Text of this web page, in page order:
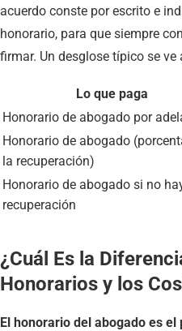
acuerdo conste por escrito e
honorario, para que siempre
firmar. Un desglose típico se ve
Lo que paga
Honorario de abogado por
Honorario de abogado
la recuperación)
Honorario de abogado si no
recuperación
¿Cuál Es la
Honorarios y los
El honorario del abogado es